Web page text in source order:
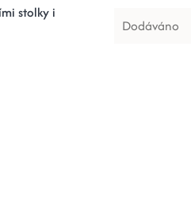
stolky i
Dodáváno